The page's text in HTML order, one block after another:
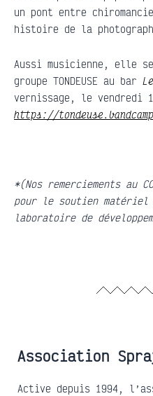
un pont entre
histoire de la
Aussi musicienne, elle
groupe TONDEUSE au bar
vernissage, le vendredi
https://
*(Nos remerciements au
pour le soutien
laboratoire de
Association
Active depuis 1994,